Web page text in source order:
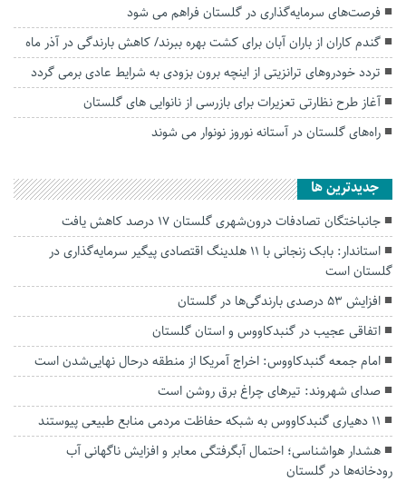
فرصت‌های سرمایه‌گذاری در گلستان فراهم می شود
گندم کاران از باران آبان برای کشت بهره ببرند/ کاهش بارندگی در آذر ماه
تردد خودروهای ترانزیتی از اینچه برون بزودی به شرایط عادی برمی گردد
آغاز طرح نظارتی تعزیرات برای بازرسی از نانوایی های گلستان
راه‌های گلستان در آستانه نوروز نونوار می شوند
جديدترين ها
جانباختگان تصادفات درون‌شهری گلستان ۱۷ درصد کاهش یافت
استاندار: بابک زنجانی با ۱۱ هلدینگ اقتصادی پیگیر سرمایه‌گذاری در
گلستان است
افزایش ۵۳ درصدی بارندگی‌ها در گلستان
اتفاقی عجیب در‌ گنبدکاووس و استان گلستان
امام جمعه گنبدکاووس: اخراج آمریکا از منطقه درحال نهایی‌شدن است
صدای شهروند: تیرهای چراغ برق روشن است
۱۱ دهیاری گنبدکاووس به شبکه حفاظت مردمی منابع طبیعی پیوستند
هشدار هواشناسی؛ احتمال آبگرفتگی معابر و افزایش ناگهانی آب
رودخانه‌ها در گلستان